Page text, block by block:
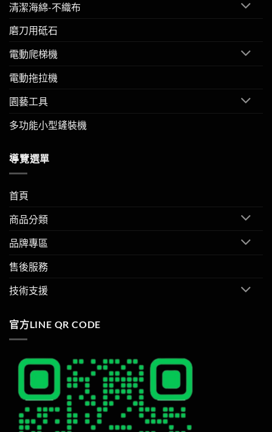
清潔海綿-不織布
磨刀用砥石
電動爬梯機
電動拖拉機
園藝工具
多功能小型鏟裝機
導覽選單
首頁
商品分類
品牌專區
售後服務
技術支援
官方LINE QR CODE